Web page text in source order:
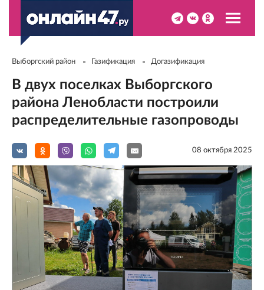
Выборгский район Газификация Догазификация
В двух поселках Выборгского
района Ленобласти построили
распределительные газопроводы
08 октября 2025